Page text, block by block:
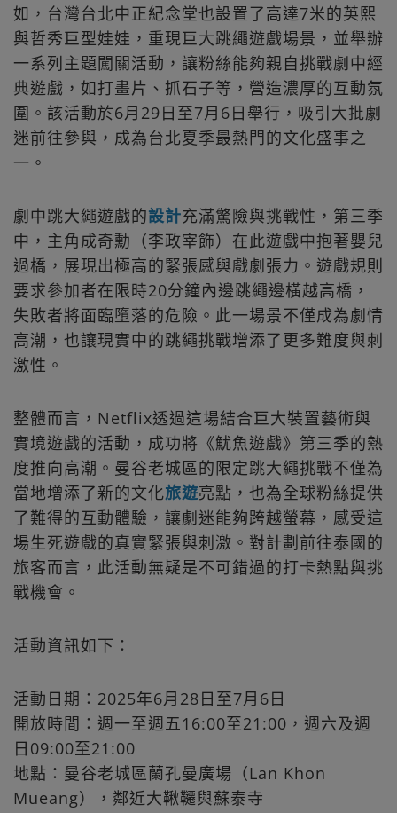
如，台灣台北中正紀念堂也設置了高達7米的英熙
與哲秀巨型娃娃，重現巨大跳繩遊戲場景，並舉辦
一系列主題闖關活動，讓粉絲能夠親自挑戰劇中經
典遊戲，如打畫片、抓石子等，營造濃厚的互動氛
圍。該活動於6月29日至7月6日舉行，吸引大批劇
迷前往參與，成為台北夏季最熱門的文化盛事之
一。
劇中跳大繩遊戲的設計充滿驚險與挑戰性，第三季
中，主角成奇勳（李政宰飾）在此遊戲中抱著嬰兒
過橋，展現出極高的緊張感與戲劇張力。遊戲規則
要求參加者在限時20分鐘內邊跳繩邊橫越高橋，
失敗者將面臨墮落的危險。此一場景不僅成為劇情
高潮，也讓現實中的跳繩挑戰增添了更多難度與刺
激性。
整體而言，Netflix透過這場結合巨大裝置藝術與
實境遊戲的活動，成功將《魷魚遊戲》第三季的熱
度推向高潮。曼谷老城區的限定跳大繩挑戰不僅為
當地增添了新的文化旅遊亮點，也為全球粉絲提供
了難得的互動體驗，讓劇迷能夠跨越螢幕，感受這
場生死遊戲的真實緊張與刺激。對計劃前往泰國的
旅客而言，此活動無疑是不可錯過的打卡熱點與挑
戰機會。
活動資訊如下：
活動日期：2025年6月28日至7月6日
開放時間：週一至週五16:00至21:00，週六及週
日09:00至21:00
地點：曼谷老城區蘭孔曼廣場（Lan Khon
Mueang），鄰近大鞦韆與蘇泰寺